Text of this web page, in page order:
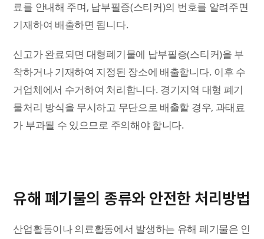
료를 안내해 주며, 납부필증(스티커)의 번호를 알려주면
기재하여 배출하면 됩니다.
신고가 완료되면 대형폐기물에 납부필증(스티커)을 부
착하거나 기재하여 지정된 장소에 배출합니다. 이후 수
거업체에서 수거하여 처리합니다. 경기지역 대형 폐기
물처리 방식을 무시하고 무단으로 배출할 경우, 과태료
가 부과될 수 있으므로 주의해야 합니다.
유해 폐기물의 종류와 안전한 처리방법
산업활동이나 의료활동에서 발생하는 유해 폐기물은 인